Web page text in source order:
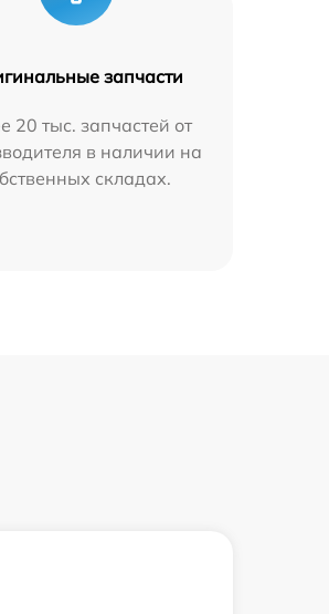
запчасти
20 тыс. запчастей от
в наличии на
складах.